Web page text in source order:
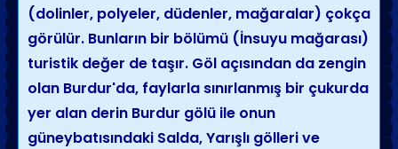
(dolinler, polyeler, düdenler, mağaralar) çokça
görülür. Bunların bir bölümü (İnsuyu mağarası)
turistik değer de taşır. Göl açısından da zengin
olan Burdur'da, faylarla sınırlanmış bir çukurda
yer alan derin Burdur gölü ile onun
güneybatısındaki Salda, Yarışlı gölleri ve